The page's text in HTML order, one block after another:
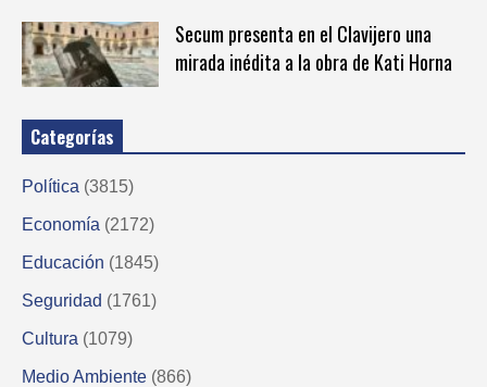
Secum presenta en el Clavijero una
mirada inédita a la obra de Kati Horna
Categorías
Política (3815)
Economía (2172)
Educación (1845)
Seguridad (1761)
Cultura (1079)
Medio Ambiente (866)